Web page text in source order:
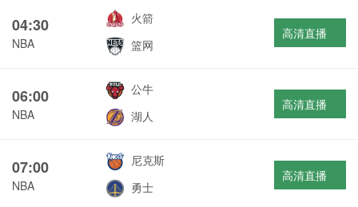
04:30
NBA
火箭
篮网
高清直播
06:00
NBA
公牛
湖人
高清直播
07:00
NBA
尼克斯
勇士
高清直播